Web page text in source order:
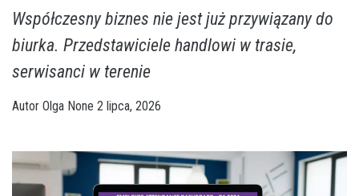
Współczesny biznes nie jest już przywiązany do
biurka. Przedstawiciele handlowi w trasie,
serwisanci w terenie
Autor Olga None 2 lipca, 2026